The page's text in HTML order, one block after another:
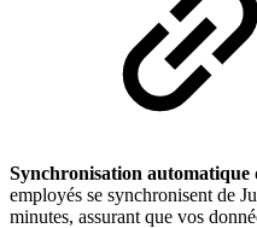
Synchronisation automatique
employés se synchronisent de
minutes, assurant que vos